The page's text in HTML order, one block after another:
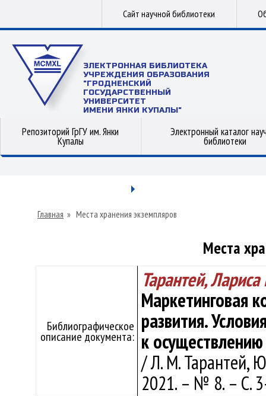
Сайт научной библиотеки
ЭЛЕКТРОННАЯ БИБЛИОТЕКА
УЧРЕЖДЕНИЯ ОБРАЗОВАНИЯ
"ГРОДНЕНСКИЙ
ГОСУДАРСТВЕННЫЙ
УНИВЕРСИТЕТ
ИМЕНИ ЯНКИ КУПАЛЫ"
Репозиторий ГрГУ им. Янки
Купалы
Электронный каталог
библиотеки
Главная » Места хранения экземпляров
Места
Библиографическое
описание документа:
Тарантей,
Маркетинговая
развития.
к
/ Л. М. Тарантей,
2021. – № 8. – С.